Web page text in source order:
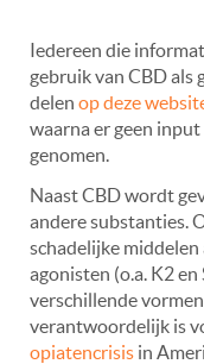
Iedereen die
gebruik van CBD als
delen op deze
waarna er geen
genomen.
Naast CBD wordt
andere substanties.
schadelijke
agonisten (o.a. K2
verschillende
verantwoordelijk is
opiatencrisis in